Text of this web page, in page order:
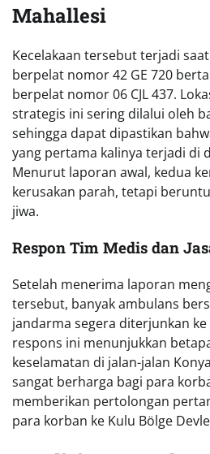
Mahallesi
Kecelakaan tersebut terjadi
berpelat nomor 42 GE 720
berpelat nomor 06 CJL 437.
strategis ini sering dilalui oleh
sehingga dapat dipastikan
yang pertama kalinya terjadi di
Menurut laporan awal, kedua
kerusakan parah, tetapi
jiwa.
Respon Tim Medis dan
Setelah menerima laporan
tersebut, banyak ambulans
jandarma segera diterjunkan ke
respons ini menunjukkan
keselamatan di jalan-jalan
sangat berharga bagi para
memberikan pertolongan
para korban ke Kulu Bölge